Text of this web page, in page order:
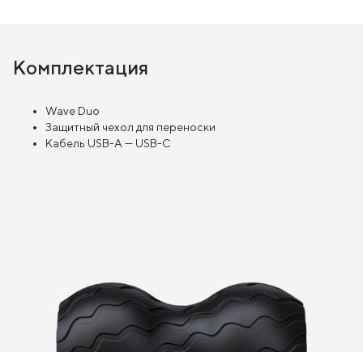
Комплектация
Wave Duo
Защитный чехол для переноски
Кабель USB-A — USB-C